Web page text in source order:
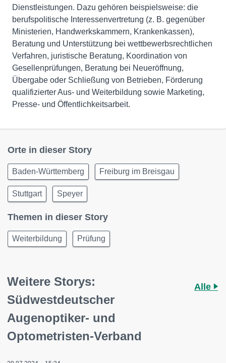
Dienstleistungen. Dazu gehören beispielsweise: die
berufspolitische Interessenvertretung (z. B. gegenüber
Ministerien, Handwerkskammern, Krankenkassen),
Beratung und Unterstützung bei wettbewerbsrechtlichen
Verfahren, juristische Beratung, Koordination von
Gesellenprüfungen, Beratung bei Neueröffnung,
Übergabe oder Schließung von Betrieben, Förderung
qualifizierter Aus- und Weiterbildung sowie Marketing,
Presse- und Öffentlichkeitsarbeit.
Orte in dieser Story
Baden-Württemberg Freiburg im Breisgau
Stuttgart Speyer
Themen in dieser Story
Weiterbildung Prüfung
Weitere Storys:
Südwestdeutscher
Augenoptiker- und
Optometristen-Verband
Alle